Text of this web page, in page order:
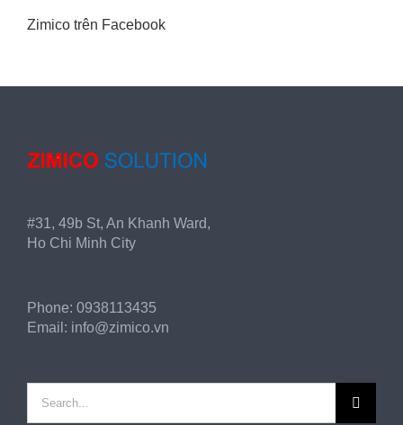
Zimico trên Facebook
#31, 49b St, An Khanh Ward,
Ho Chi Minh City
Phone: 0938113435
Email: info@zimico.vn
for: